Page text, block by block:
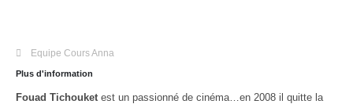
Equipe Cours Anna
Plus d'information
Fouad Tichouketest un passionné de cinéma…en 2008 il quitte la